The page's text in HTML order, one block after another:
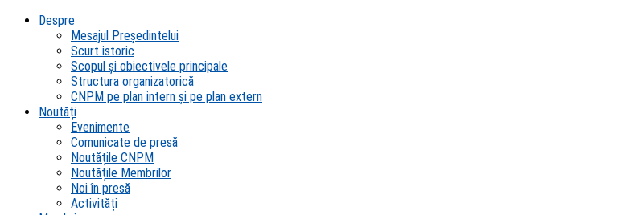
Despre
Mesajul Președintelui
Scurt istoric
Scopul şi obiectivele principale
Structura organizatorică
CNPM pe plan intern şi pe plan extern
Noutăți
Evenimente
Comunicate de presă
Noutățile CNPM
Noutățile Membrilor
Noi în presă
Activități